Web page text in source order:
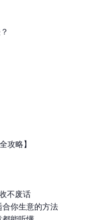
攻略】
不废话
你生意的方法